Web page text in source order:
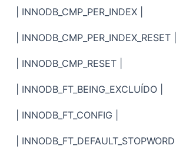
| INNODB_CMP_PER_INDEX |
| INNODB_CMP_PER_INDEX_RESET |
| INNODB_CMP_RESET |
| INNODB_FT_BEING_EXCLUÍDO |
| INNODB_FT_CONFIG |
| INNODB_FT_DEFAULT_STOPWORD |